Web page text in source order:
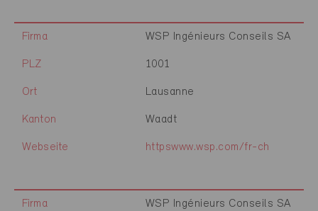
Firma WSP Ingénieurs Conseils SA
PLZ 1001
Ort Lausanne
Kanton Waadt
Webseite httpswww.wsp.com/fr-ch
Firma WSP Ingénieurs Conseils SA